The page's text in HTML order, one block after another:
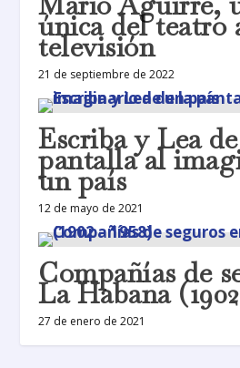
única del teatro
televisión
21 de septiembre de 2022
Escriba y Lea
pantalla al
un país
12 de mayo de 2021
Compañías de
La Habana
27 de enero de 2021